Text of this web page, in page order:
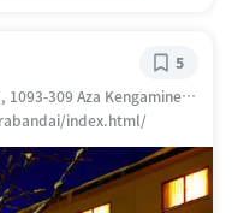
309 Aza Kengamine,
県 日本 index.html/
5